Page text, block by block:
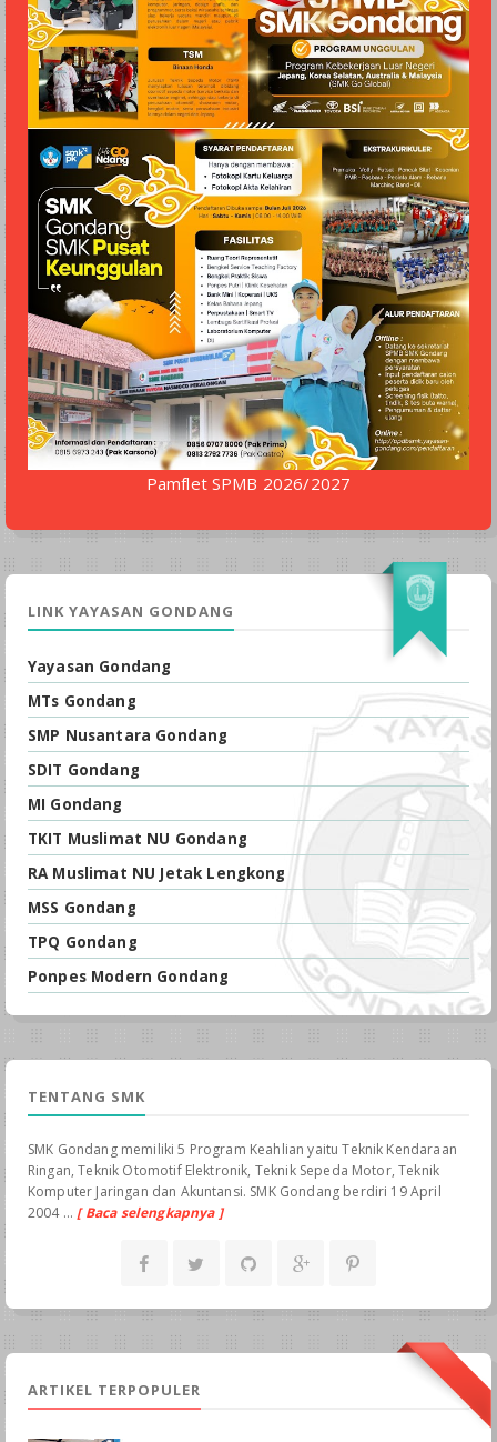
Pamflet SPMB 2026/2027
LINK YAYASAN GONDANG
Yayasan Gondang
MTs Gondang
SMP Nusantara Gondang
SDIT Gondang
MI Gondang
TKIT Muslimat NU Gondang
RA Muslimat NU Jetak Lengkong
MSS Gondang
TPQ Gondang
Ponpes Modern Gondang
TENTANG SMK
SMK Gondang memiliki 5 Program Keahlian yaitu Teknik Kendaraan
Ringan, Teknik Otomotif Elektronik, Teknik Sepeda Motor, Teknik
Komputer Jaringan dan Akuntansi. SMK Gondang berdiri 19 April
2004 ... [ Baca selengkapnya ]
ARTIKEL TERPOPULER